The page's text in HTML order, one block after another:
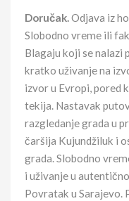
Doručak.Odjava iz
Slobodno vreme ili
Blagaju koji se nalazi
kratko uživanje na
izvor u Evropi, pored
tekija. Nastavak
razgledanje grada u
čaršija Kujundžiluk i
grada. Slobodno
i uživanje u
Povratak u Sarajevo.